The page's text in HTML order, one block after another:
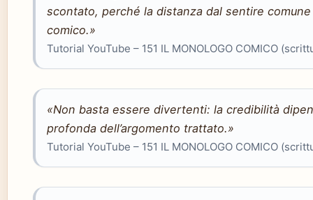
scontato, perché la distanza dal sentire
comico.»
Tutorial YouTube – 151 IL MONOLOGO COMICO
«Non basta essere divertenti: la credibilità
profonda dell’argomento trattato.»
Tutorial YouTube – 151 IL MONOLOGO COMICO